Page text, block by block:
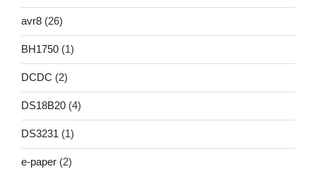
avr8 (26)
BH1750 (1)
DCDC (2)
DS18B20 (4)
DS3231 (1)
e-paper (2)